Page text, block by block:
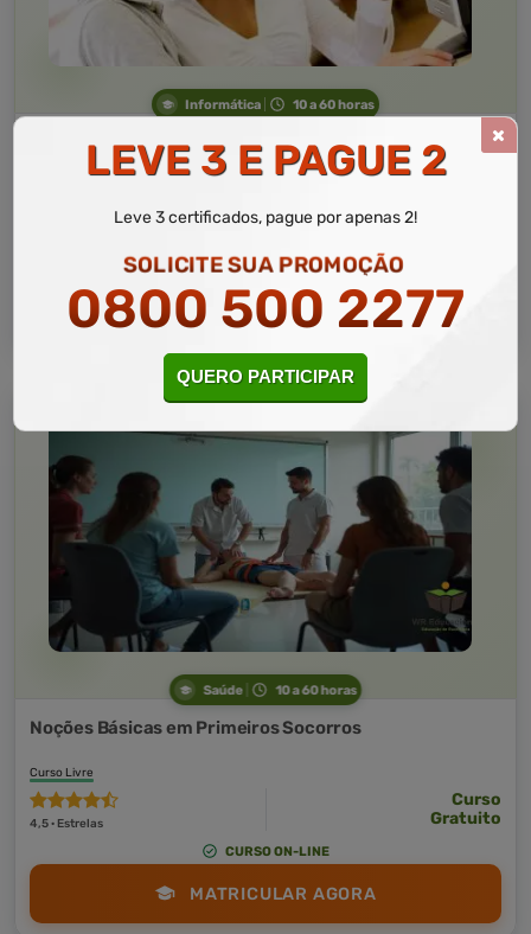
Informática 10 a 60 horas
Informática Avançada
CURSO ON-LINE
MATRICULAR AGORA
Saúde 10 a 60 horas
Noções Básicas em Primeiros Socorros
Curso Livre
4,5 · Estrelas
Curso
Gratuito
CURSO ON-LINE
MATRICULAR AGORA
LEVE 3 E PAGUE 2
Leve 3 certificados, pague por apenas 2!
SOLICITE SUA PROMOÇÃO
0800 500 2277
QUERO PARTICIPAR